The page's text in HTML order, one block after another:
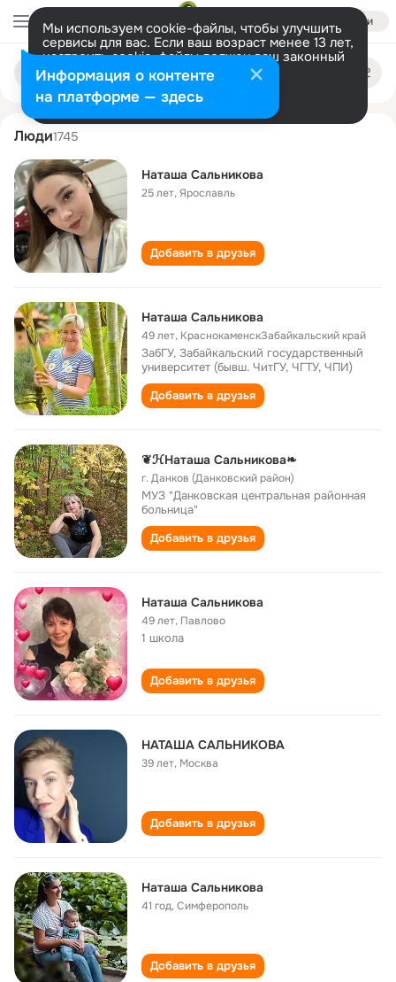
Войти
Мы используем cookie-файлы, чтобы улучшить
сервисы для вас. Если ваш возраст менее 13 лет,
настроить cookie-файлы должен ваш законный
представитель. Больше информации
Разрешить все Настроить
Поиск
людям
natasha salnikova
Люди1745
Наташа Сальникова
25 лет,Ярославль
Добавить в друзья
Наташа Сальникова
49 лет, КраснокаменскЗабайкальский край
ЗабГУ, Забайкальский государственный
университет (бывш. ЧитГУ, ЧГТУ, ЧПИ)
Добавить в друзья
❦ℋНаташа Сальникова❧
г. Данков (Данковский район)
МУЗ "Данковская центральная районная
больница"
Добавить в друзья
Наташа Сальникова
49 лет, Павлово
1 школа
Добавить в друзья
НАТАША САЛЬНИКОВА
39 лет, Москва
Добавить в друзья
Наташа Сальникова
41 год,Симферополь
Добавить в друзья
Информация о контенте
на платформе — здесь